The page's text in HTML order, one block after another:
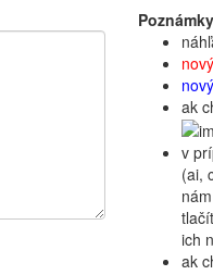
ak
v
(ai,
ich
ak